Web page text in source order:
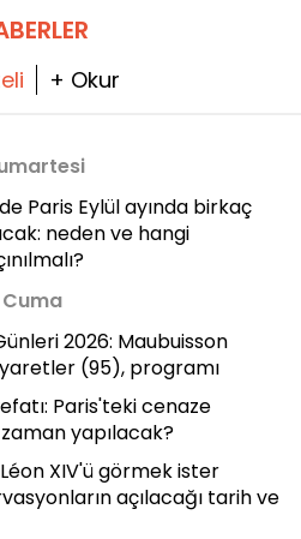
+ Okur
Paris Eylül ayında birkaç
neden ve hangi
Cuma
2026: Maubuisson
(95), programı
Paris'teki cenaze
yapılacak?
XIV'ü görmek ister
açılacağı tarih ve